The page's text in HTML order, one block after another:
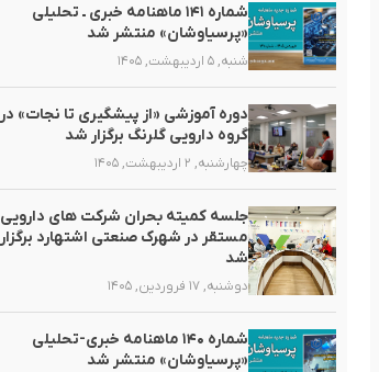
شماره ۱۴۱ ماهنامه خبری ـ تحلیلی
«پرسیاوشان» منتشر شد
شنبه, ۵ اردیبهشت, ۱۴۰۵
دوره آموزشی «از پیشگیری تا نجات» در
گروه دارویی گلرنگ برگزار شد
چهارشنبه, ۲ اردیبهشت, ۱۴۰۵
جلسه کمیته بحران شرکت های دارویی
مستقر در شهرک صنعتی اشتهارد برگزار
شد
دوشنبه, ۱۷ فروردین, ۱۴۰۵
شماره ۱۴۰ ماهنامه خبری-تحلیلی
«پرسیاوشان» منتشر شد